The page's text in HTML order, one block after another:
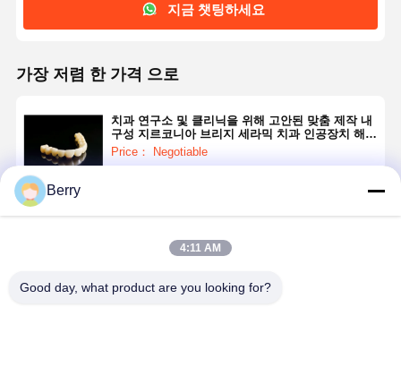
지금 챗팅하세요
가장 저렴 한 가격 으로
치과 연구소 및 클리닉을 위해 고안된 맞춤 제작 내
구성 지르코니아 브리지 세라믹 치과 인공장치 해결
책
Price： Negotiable
Berry
4:11 AM
Good day, what product are you looking for?